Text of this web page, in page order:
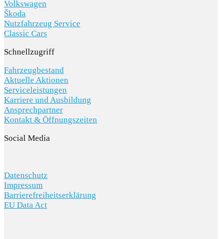
Volkswagen
Škoda
Nutzfahrzeug Service
Classic Cars
Schnellzugriff
Fahrzeugbestand
Aktuelle Aktionen
Serviceleistungen
Karriere und Ausbildung
Ansprechpartner
Kontakt & Öffnungszeiten
Social Media
Datenschutz
Impressum
Barrierefreiheitserklärung
EU Data Act